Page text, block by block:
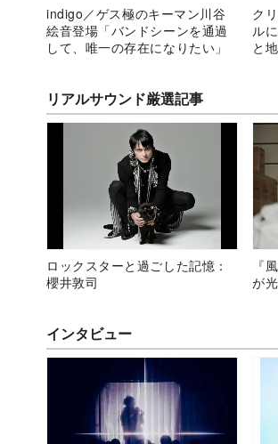
indigo／ゲス極のキーマン川谷
絵音登場「バンドシーンを通過
して、唯一の存在になりたい」
ク
ル
と
リアルサウンド厳選記事
ロックスターと過ごした記憶：
櫻井敦司
『
が
インタビュー